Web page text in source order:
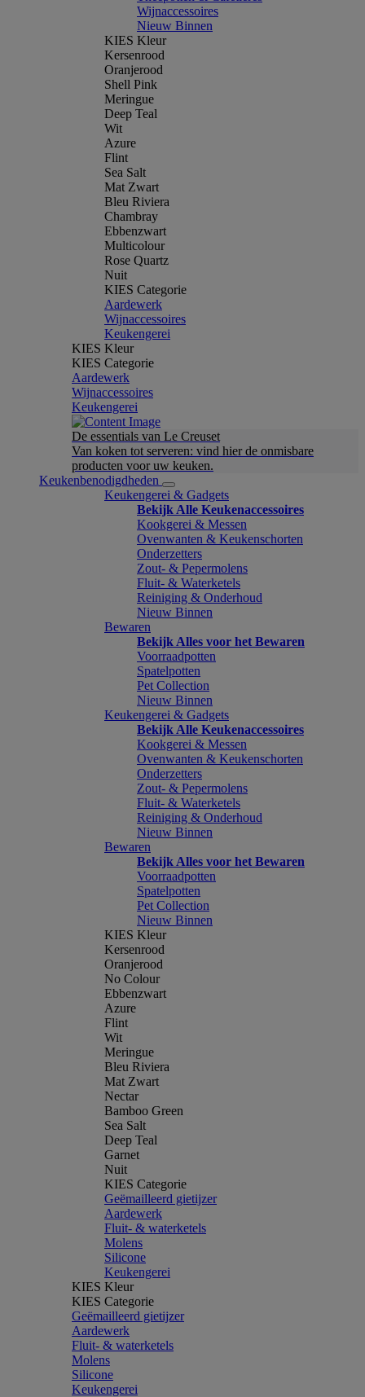
Wijnaccessoires
Nieuw Binnen
KIES Kleur
Kersenrood
Oranjerood
Shell Pink
Meringue
Deep Teal
Wit
Azure
Flint
Sea Salt
Mat Zwart
Bleu Riviera
Chambray
Ebbenzwart
Multicolour
Rose Quartz
Nuit
KIES Categorie
Aardewerk
Wijnaccessoires
Keukengerei
KIES Kleur
KIES Categorie
Aardewerk
Wijnaccessoires
Keukengerei
De essentials van Le Creuset
Van koken tot serveren: vind hier de onmisbare
producten voor uw keuken.
Keukenbenodigdheden
Keukengerei & Gadgets
Bekijk Alle Keukenaccessoires
Kookgerei & Messen
Ovenwanten & Keukenschorten
Onderzetters
Zout- & Pepermolens
Fluit- & Waterketels
Reiniging & Onderhoud
Nieuw Binnen
Bewaren
Bekijk Alles voor het Bewaren
Voorraadpotten
Spatelpotten
Pet Collection
Nieuw Binnen
Keukengerei & Gadgets
Bekijk Alle Keukenaccessoires
Kookgerei & Messen
Ovenwanten & Keukenschorten
Onderzetters
Zout- & Pepermolens
Fluit- & Waterketels
Reiniging & Onderhoud
Nieuw Binnen
Bewaren
Bekijk Alles voor het Bewaren
Voorraadpotten
Spatelpotten
Pet Collection
Nieuw Binnen
KIES Kleur
Kersenrood
Oranjerood
No Colour
Ebbenzwart
Azure
Flint
Wit
Meringue
Bleu Riviera
Mat Zwart
Nectar
Bamboo Green
Sea Salt
Deep Teal
Garnet
Nuit
KIES Categorie
Geëmailleerd gietijzer
Aardewerk
Fluit- & waterketels
Molens
Silicone
Keukengerei
KIES Kleur
KIES Categorie
Geëmailleerd gietijzer
Aardewerk
Fluit- & waterketels
Molens
Silicone
Keukengerei